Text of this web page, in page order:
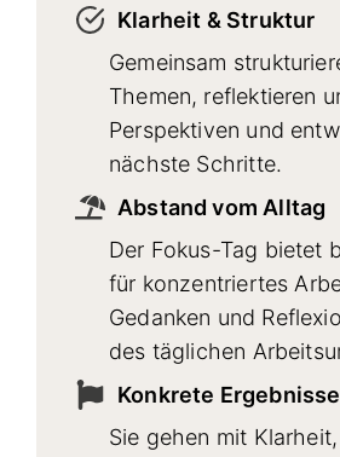
Klarheit & Struktur
Gemeinsam
Themen, reflektieren
Perspektiven und
nächste Schritte.
Abstand vom Alltag
Der Fokus-Tag bietet
für konzentriertes
Gedanken und
des täglichen
Konkrete Ergebnisse
Sie gehen mit